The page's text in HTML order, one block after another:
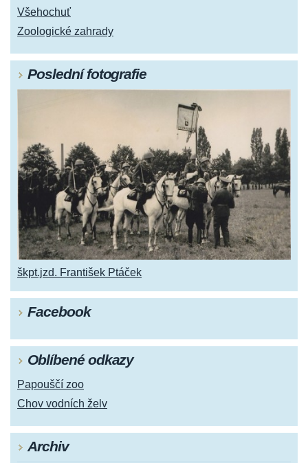
Všehochuť
Zoologické zahrady
Poslední fotografie
škpt.jzd. František Ptáček
Facebook
Oblíbené odkazy
Papouščí zoo
Chov vodních želv
Archiv